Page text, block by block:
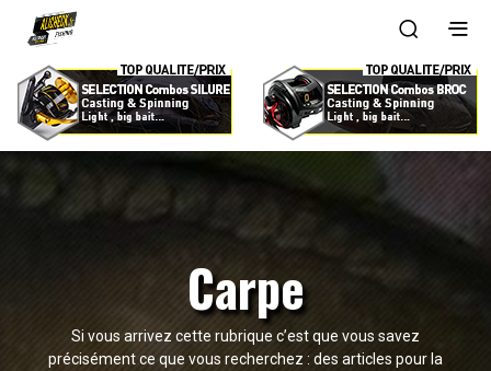
Carpe
Si vous arrivez cette rubrique c’est que vous savez
précisément ce que vous recherchez : des articles pour la